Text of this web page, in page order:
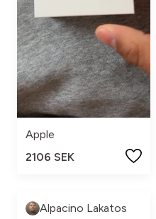
Apple
2106 SEK
Alpacino Lakatos